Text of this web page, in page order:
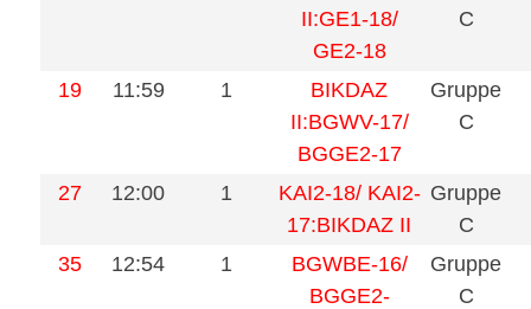
II:GE1-18/
GE2-18
C
19 11:59 1
BIKDAZ
II:BGWV-17/
BGGE2-17
Gruppe
C
27 12:00 1
KAI2-18/ KAI2-
17:BIKDAZ II
Gruppe
C
35
12:54 1
BGWBE-16/
BGGE2-
Gruppe
C